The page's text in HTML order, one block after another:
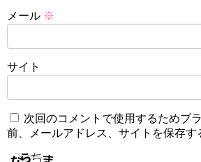
メール ※
サイト
次回のコメントで使用するためブ
前、メールアドレス、サイトを保存す